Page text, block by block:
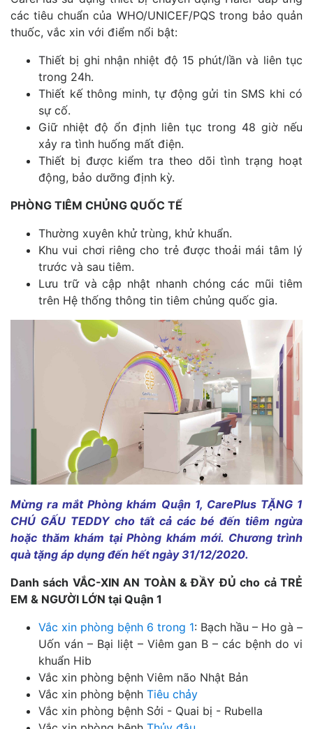
các tiêu chuẩn của WHO/UNICEF/PQS trong bảo quản
thuốc, vắc xin với điểm nổi bật:
Thiết bị ghi nhận nhiệt độ 15 phút/lần và liên tục
trong 24h.
Thiết kế thông minh, tự động gửi tin SMS khi có
sự cố.
Giữ nhiệt độ ổn định liên tục trong 48 giờ nếu
xảy ra tình huống mất điện.
Thiết bị được kiểm tra theo dõi tình trạng hoạt
động, bảo dưỡng định kỳ.
PHÒNG TIÊM CHỦNG QUỐC TẾ
Thường xuyên khử trùng, khử khuẩn.
Khu vui chơi riêng cho trẻ được thoải mái tâm lý
trước và sau tiêm.
Lưu trữ và cập nhật nhanh chóng các mũi tiêm
trên Hệ thống thông tin tiêm chủng quốc gia.
Mừng ra mắt Phòng khám Quận 1, CarePlus TẶNG 1
CHÚ GẤU TEDDY cho tất cả các bé đến tiêm ngừa
hoặc thăm khám tại Phòng khám mới. Chương trình
quà tặng áp dụng đến hết ngày 31/12/2020.
Danh sách VẮC-XIN AN TOÀN & ĐẦY ĐỦ cho cả TRẺ
EM & NGƯỜI LỚN tại Quận 1
Vắc xin phòng bệnh 6 trong 1: Bạch hầu – Ho gà –
Uốn ván – Bại liệt – Viêm gan B – các bệnh do vi
khuẩn Hib
Vắc xin phòng bệnh Viêm não Nhật Bản
Vắc xin phòng bệnh Tiêu chảy
Vắc xin phòng bệnh Sởi - Quai bị - Rubella